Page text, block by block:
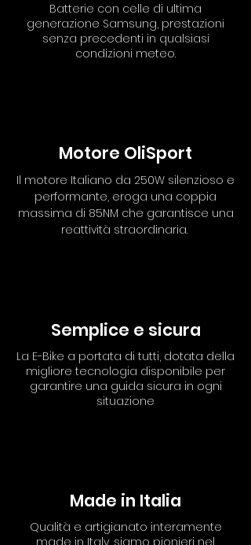
Batterie con celle di ultima
generazione Samsung, prestazioni
senza precedenti in qualsiasi
condizioni meteo.
Motore OliSport
Il motore Italiano da 250W silenzioso e
performante, eroga una coppia
massima di 85NM che garantisce una
reattività straordinaria.
Semplice e sicura
La E-Bike a portata di tutti, dotata della
migliore tecnologia disponibile per
garantire una guida sicura in ogni
situazione
Made in Italia
Qualità e artigianato interamente